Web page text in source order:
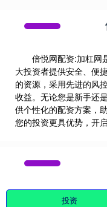
倍悦网配资:加杠网
大投资者提供安全、便
的资源，采用先进的风
收益。无论您是新手还
供个性化的配资方案，
您的投资更具优势，开
投资